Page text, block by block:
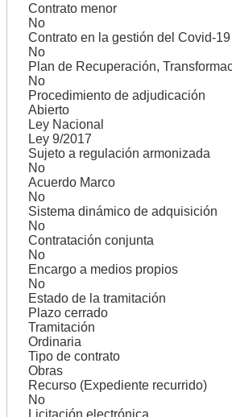
Contrato menor
No
Contrato en la gestión del Covid-19
No
Plan de Recuperación,
No
Procedimiento de adjudicación
Abierto
Ley Nacional
Ley 9/2017
Sujeto a regulación armonizada
No
Acuerdo Marco
No
Sistema dinámico de adquisición
No
Contratación conjunta
No
Encargo a medios propios
No
Estado de la tramitación
Plazo cerrado
Tramitación
Ordinaria
Tipo de contrato
Obras
Recurso (Expediente recurrido)
No
Licitación electrónica